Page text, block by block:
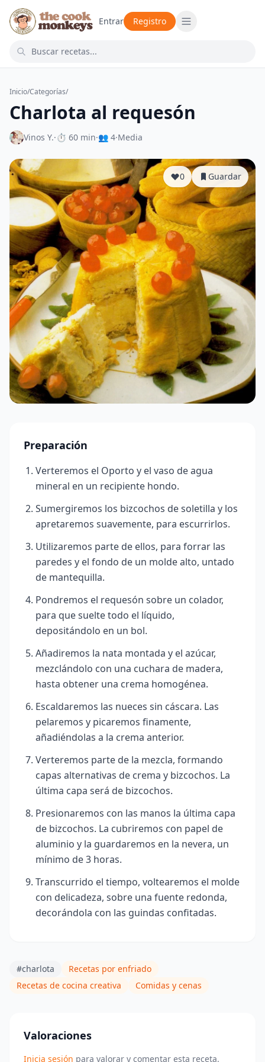
Entrar Registro
Inicio/Categorías/
Charlota al requesón
Vinos Y.·⏱ 60 min·👥 4·Media
0 Guardar
Preparación
Verteremos el Oporto y el vaso de agua
mineral en un recipiente hondo.
Sumergiremos los bizcochos de soletilla y los
apretaremos suavemente, para escurrirlos.
Utilizaremos parte de ellos, para forrar las
paredes y el fondo de un molde alto, untado
de mantequilla.
Pondremos el requesón sobre un colador,
para que suelte todo el líquido,
depositándolo en un bol.
Añadiremos la nata montada y el azúcar,
mezclándolo con una cuchara de madera,
hasta obtener una crema homogénea.
Escaldaremos las nueces sin cáscara. Las
pelaremos y picaremos finamente,
añadiéndolas a la crema anterior.
Verteremos parte de la mezcla, formando
capas alternativas de crema y bizcochos. La
última capa será de bizcochos.
Presionaremos con las manos la última capa
de bizcochos. La cubriremos con papel de
aluminio y la guardaremos en la nevera, un
mínimo de 3 horas.
Transcurrido el tiempo, voltearemos el molde
con delicadeza, sobre una fuente redonda,
decorándola con las guindas confitadas.
#charlota
Recetas por enfriado
Recetas de cocina creativa
Comidas y cenas
Valoraciones
Inicia sesión para valorar y comentar esta receta.